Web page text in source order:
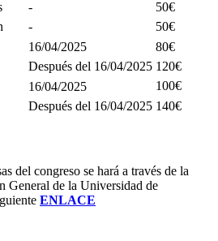
-
50€
-
50€
16/04/2025
80€
Después del 16/04/2025 120€
16/04/2025
100€
Después del 16/04/2025 140€
del congreso se hará a través de la
General de la Universidad de
ENLACE